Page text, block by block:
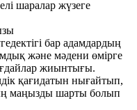
шаралар жүзеге
бар адамдардың
және мәдени өмірге
жиынтығы.
қағидатын нығайтып,
маңызды шарты болып